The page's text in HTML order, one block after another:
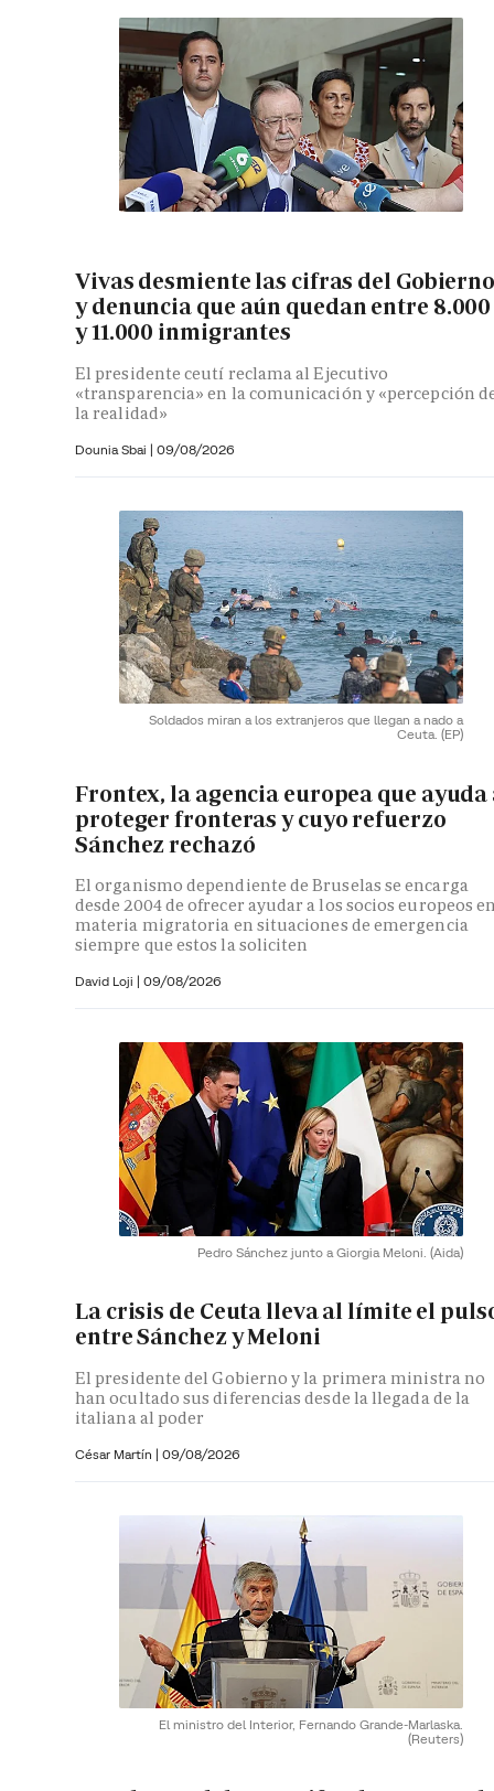
Vivas desmiente las cifras del
y denuncia que aún quedan entre 8.000
y 11.000 inmigrantes
El presidente ceutí reclama al Ejecutivo
«transparencia» en la comunicación y «percepción
la realidad»
Dounia Sbai | 09/08/2026
Soldados miran a los extranjeros que llegan a nado a
Ceuta. (EP)
Frontex, la agencia europea que ayuda
proteger fronteras y cuyo refuerzo
Sánchez rechazó
El organismo dependiente de Bruselas se encarga
desde 2004 de ofrecer ayudar a los socios europeos
materia migratoria en situaciones de emergencia
siempre que estos la soliciten
David Loji | 09/08/2026
Pedro Sánchez junto a Giorgia Meloni. (Aida)
La crisis de Ceuta lleva al límite el
entre Sánchez y Meloni
El presidente del Gobierno y la primera ministra no
han ocultado sus diferencias desde la llegada de la
italiana al poder
César Martín | 09/08/2026
El ministro del Interior, Fernando Grande-Marlaska.
(Reuters)